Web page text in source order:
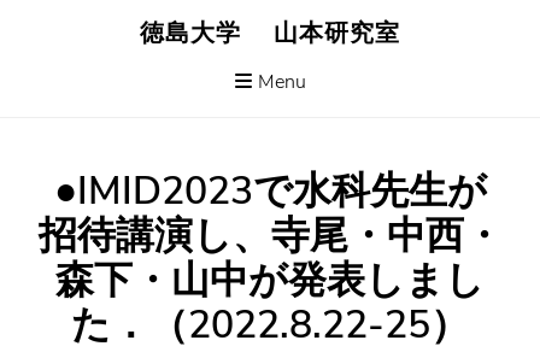
徳島大学 山本研究室
Menu
●IMID2023で水科先生が
招待講演し、寺尾・中西・
森下・山中が発表しまし
た．（2022.8.22-25）